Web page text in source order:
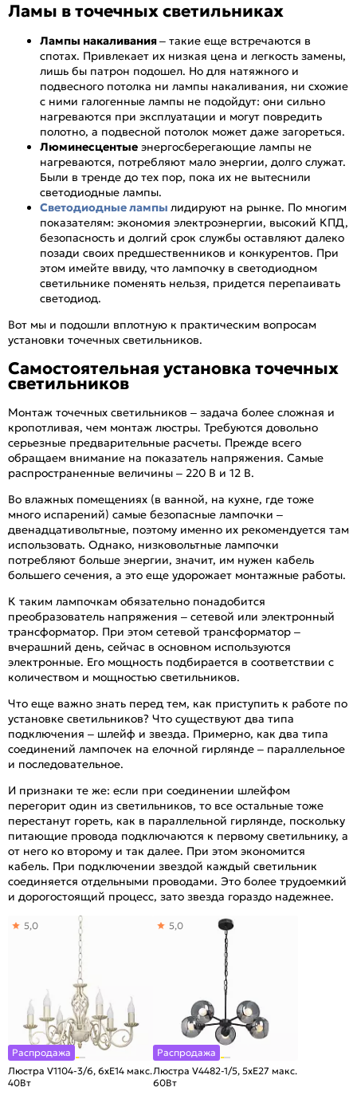
Ламы в точечных светильниках
Лампы накаливания– такие еще встречаются в
спотах. Привлекает их низкая цена и легкость замены,
лишь бы патрон подошел. Но для натяжного и
подвесного потолка ни лампы накаливания, ни схожие
с ними галогенные лампы не подойдут: они сильно
нагреваются при эксплуатации и могут повредить
полотно, а подвесной потолок может даже загореться.
Люминесцентые энергосберегающие лампы не
нагреваются, потребляют мало энергии, долго служат.
Были в тренде до тех пор, пока их не вытеснили
светодиодные лампы.
Светодиодные лампы лидируют на рынке. По многим
показателям: экономия электроэнергии, высокий КПД,
безопасность и долгий срок службы оставляют далеко
позади своих предшественников и конкурентов. При
этом имейте ввиду, что лампочку в светодиодном
светильнике поменять нельзя, придется перепаивать
светодиод.
Вот мы и подошли вплотную к практическим вопросам
установки точечных светильников.
Самостоятельная установка точечных
светильников
Монтаж точечных светильников – задача более сложная и
кропотливая, чем монтаж люстры. Требуются довольно
серьезные предварительные расчеты. Прежде всего
обращаем внимание на показатель напряжения. Самые
распространенные величины – 220 В и 12 В.
Во влажных помещениях (в ванной, на кухне, где тоже
много испарений) самые безопасные лампочки –
двенадцативольтные, поэтому именно их рекомендуется там
использовать. Однако, низковольтные лампочки
потребляют больше энергии, значит, им нужен кабель
большего сечения, а это еще удорожает монтажные работы.
К таким лампочкам обязательно понадобится
преобразователь напряжения – сетевой или электронный
трансформатор. При этом сетевой трансформатор –
вчерашний день, сейчас в основном используются
электронные. Его мощность подбирается в соответствии с
количеством и мощностью светильников.
Что еще важно знать перед тем, как приступить к работе по
установке светильников? Что существуют два типа
подключения – шлейф и звезда. Примерно, как два типа
соединений лампочек на елочной гирлянде – параллельное
и последовательное.
И признаки те же: если при соединении шлейфом
перегорит один из светильников, то все остальные тоже
перестанут гореть, как в параллельной гирлянде, поскольку
питающие провода подключаются к первому светильнику, а
от него ко второму и так далее. При этом экономится
кабель. При подключении звездой каждый светильник
соединяется отдельными проводами. Это более трудоемкий
и дорогостоящий процесс, зато звезда гораздо надежнее.
Распродажа
Люстра V1104-3/6, 6хE14 макс.
40Вт
5,0
Распродажа
Люстра V4482-1/5, 5хE27 макс.
60Вт
5,0